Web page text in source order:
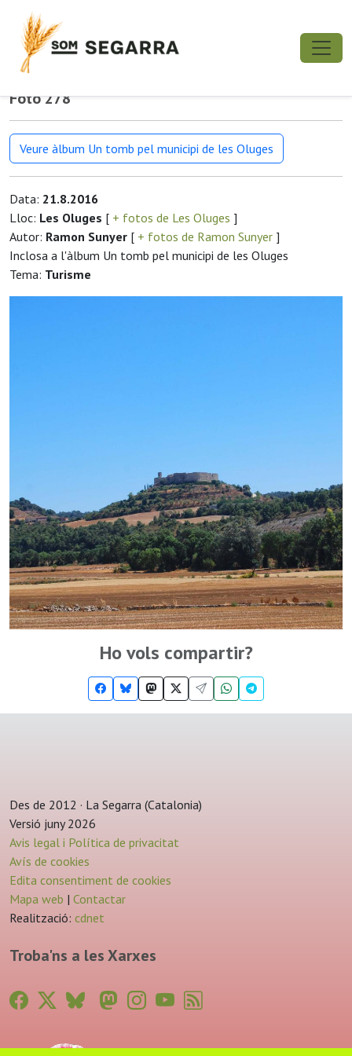
Foto 278
Veure àlbum Un tomb pel municipi de les Oluges
Data: 21.8.2016
Lloc: Les Oluges [ + fotos de Les Oluges ]
Autor: Ramon Sunyer [ + fotos de Ramon Sunyer ]
Inclosa a l'àlbum Un tomb pel municipi de les Oluges
Tema: Turisme
Ho vols compartir?
Des de 2012 · La Segarra (Catalonia)
Versió juny 2026
Avis legal i Política de privacitat
Avís de cookies
Edita consentiment de cookies
Mapa web | Contactar
Realització: cdnet
Troba'ns a les Xarxes